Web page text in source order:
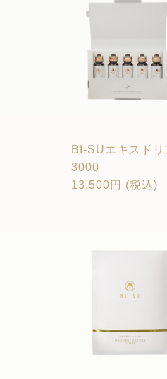
BI-SUエキスド
3000
13,500円 (税込)